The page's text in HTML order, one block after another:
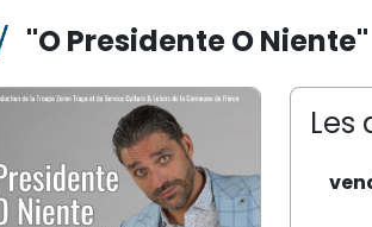
"O Presidente O Niente"
Les